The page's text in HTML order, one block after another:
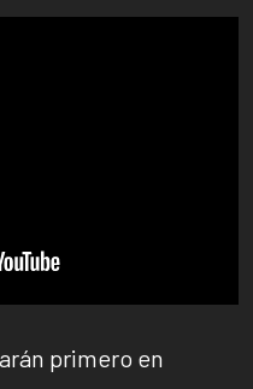
primero en